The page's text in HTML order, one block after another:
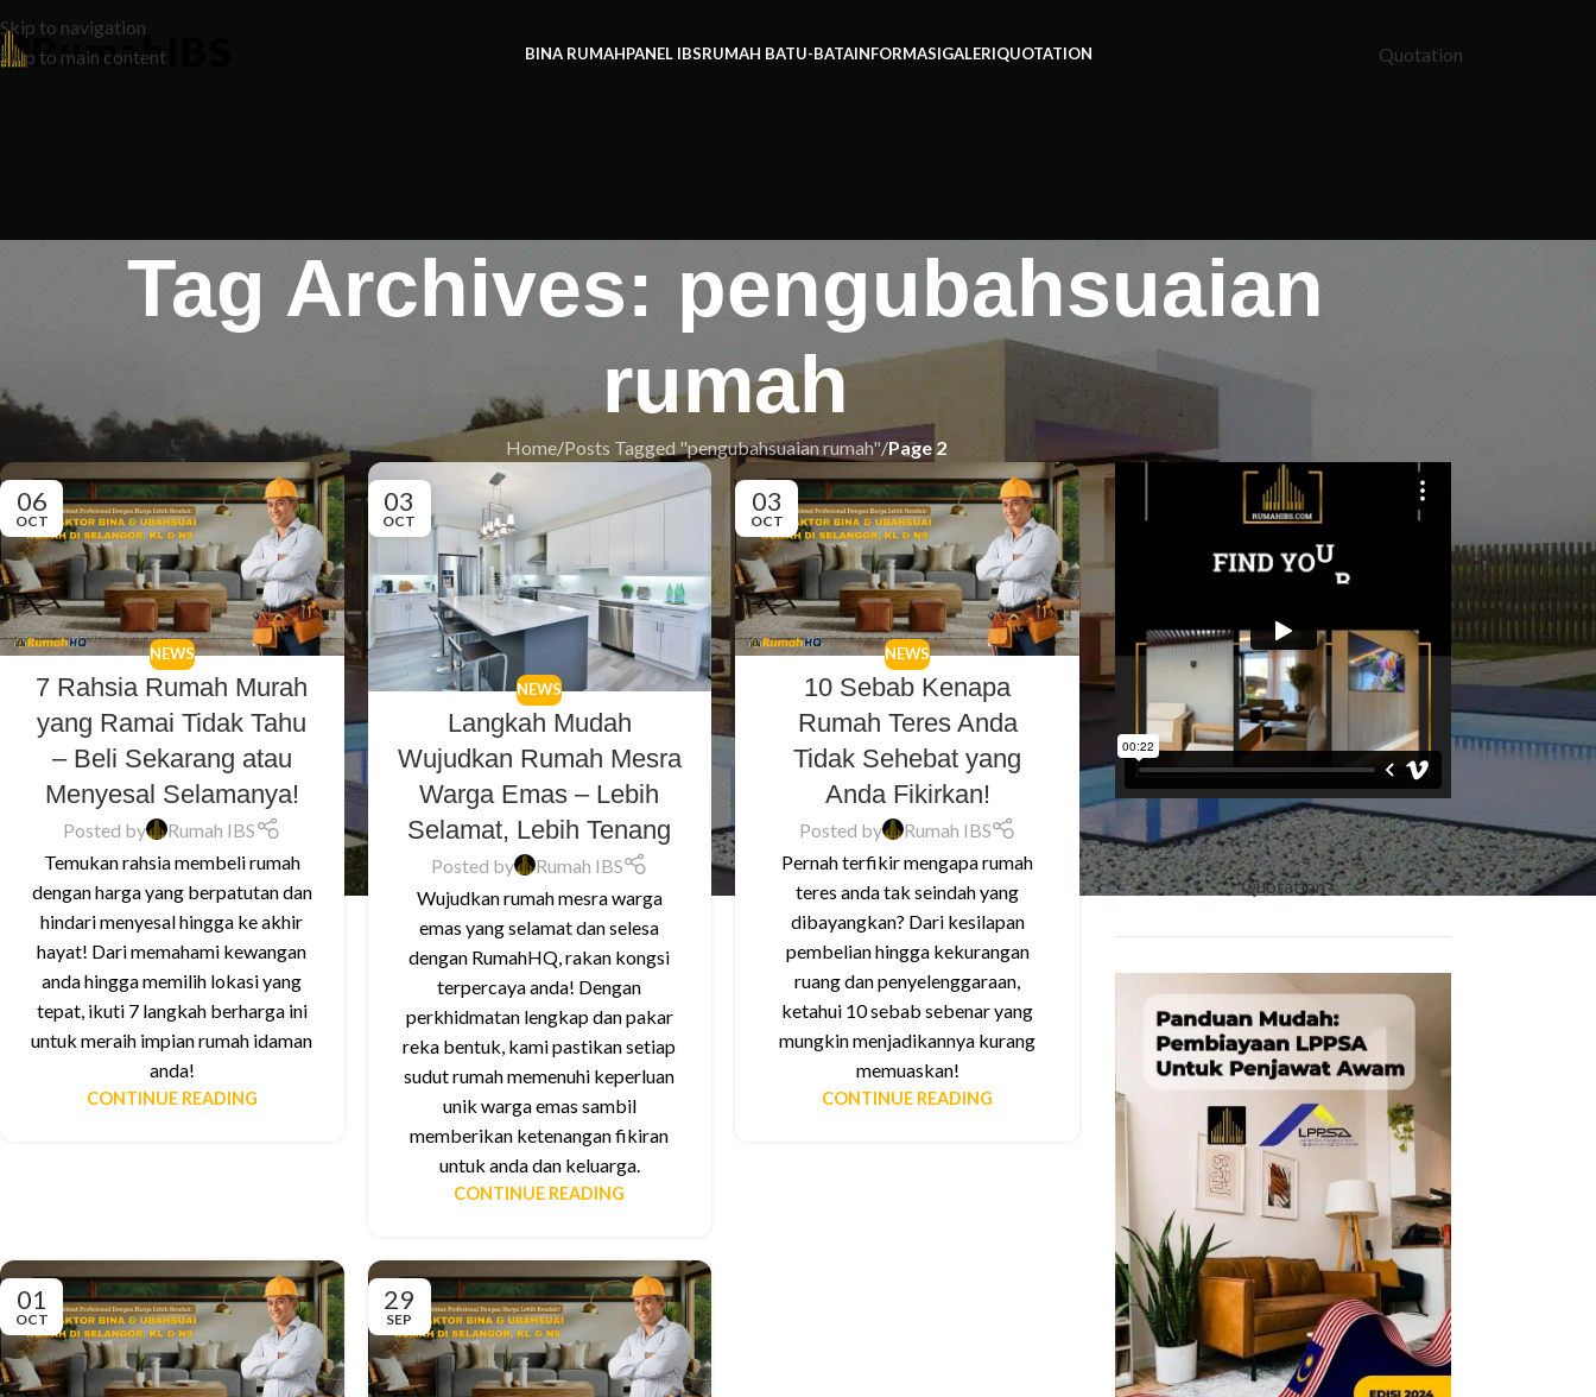
Skip to navigation
Skip to main content
BINA RUMAHPANEL IBSRUMAH BATU-BATAINFORMASIGALERIQUOTATION Quotation
Tag Archives: pengubahsuaian
rumah
Home/Posts Tagged "pengubahsuaian rumah"/Page 2
06
OCT
NEWS
7 Rahsia Rumah Murah
yang Ramai Tidak Tahu
– Beli Sekarang atau
Menyesal Selamanya!
Posted by
Rumah IBS
Temukan rahsia membeli rumah
dengan harga yang berpatutan dan
hindari menyesal hingga ke akhir
hayat! Dari memahami kewangan
anda hingga memilih lokasi yang
tepat, ikuti 7 langkah berharga ini
untuk meraih impian rumah idaman
anda!
CONTINUE READING
03
OCT
NEWS
Langkah Mudah
Wujudkan Rumah Mesra
Warga Emas – Lebih
Selamat, Lebih Tenang
Posted by
Rumah IBS
Wujudkan rumah mesra warga
emas yang selamat dan selesa
dengan RumahHQ, rakan kongsi
terpercaya anda! Dengan
perkhidmatan lengkap dan pakar
reka bentuk, kami pastikan setiap
sudut rumah memenuhi keperluan
unik warga emas sambil
memberikan ketenangan fikiran
untuk anda dan keluarga.
CONTINUE READING
03
OCT
NEWS
10 Sebab Kenapa
Rumah Teres Anda
Tidak Sehebat yang
Anda Fikirkan!
Posted by
Rumah IBS
Pernah terfikir mengapa rumah
teres anda tak seindah yang
dibayangkan? Dari kesilapan
pembelian hingga kekurangan
ruang dan penyelenggaraan,
ketahui 10 sebab sebenar yang
mungkin menjadikannya kurang
memuaskan!
CONTINUE READING
01
OCT
29
SEP
Quotation